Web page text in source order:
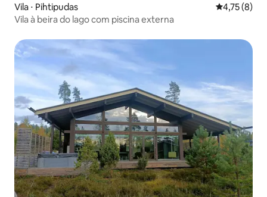
Vila ⋅ Pihtipudas 4,75 de
4,75 (8)
Vila à beira do lago com piscina externa